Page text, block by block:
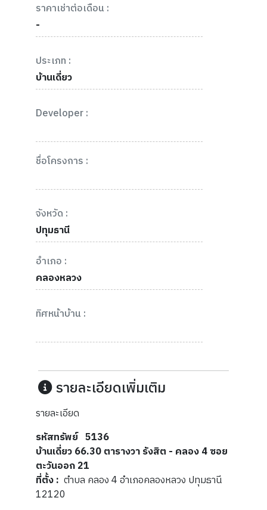
ราคาเช่าต่อเดือน :
-
ประเภท :
บ้านเดี่ยว
Developer :
ชื่อโครงการ :
จังหวัด :
ปทุมธานี
อำเภอ :
คลองหลวง
ทิศหน้าบ้าน :
รายละเอียดเพิ่มเติม
รายละเอียด
รหัสทรัพย์ 5136
บ้านเดี่ยว 66.30 ตารางวา รังสิต - คลอง 4 ซอย
ตะวันออก 21
ที่ตั้ง : ตำบล คลอง 4 อำเภอคลองหลวง ปทุมธานี
12120